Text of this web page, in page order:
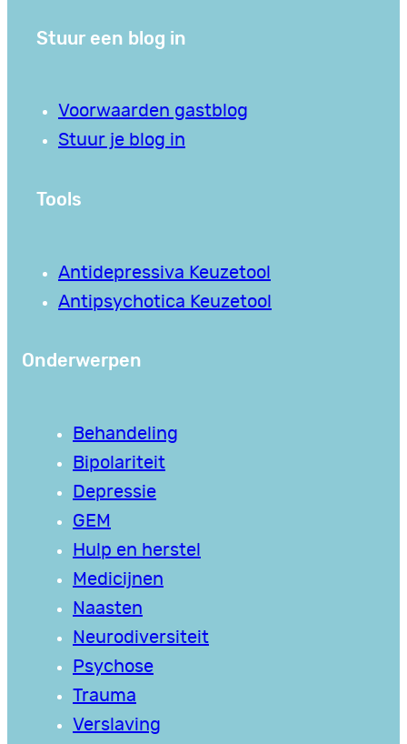
Stuur een blog in
Voorwaarden gastblog
Stuur je blog in
Tools
Antidepressiva Keuzetool
Antipsychotica Keuzetool
Onderwerpen
Behandeling
Bipolariteit
Depressie
GEM
Hulp en herstel
Medicijnen
Naasten
Neurodiversiteit
Psychose
Trauma
Verslaving